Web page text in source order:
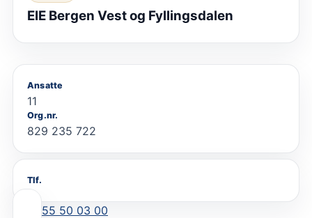
EIE Bergen Vest og Fyllingsdalen
Ansatte
11
Org.nr.
829 235 722
Tlf.
55 50 03 00